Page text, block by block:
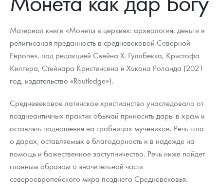
Иностранные
Памятные монеты России и СССР
Монеты Царской России
Монеты стран мира после 1950г
Монеты и жетоны ЗМД
Георгий Победоносец
Золотой червонец Сеятель
Золотые слитки
Аксессуары
Гарри Поттер
Год Лошади
Клуб ЗМД
Гарантии
Выкуп монет
Выкуп серебряных монет
Вопрос - ответ
Памятка для работы с монетами из драгметаллов
Условия возврата
Монеты
Подбор монет
Информация
Распродажа монет и жетонов
Новости
Аналитика и события
Итоги 2025 года. Прогноз курсов золота, серебра, платины на
Cтатьи
Георгий Победоносец - динамика цен
Котировки
Курс золота и серебра
Лом выкуп
Скупка слитков
Контакты
О нас
Наши преимущества
Письмо директору
Пресс-служба
Материал книги «Монеты в церквях: археология, деньги и
религиозная преданность в средневековой Северной
Европе», под редакцией Свейна Х. Гуллбекка, Кристофа
Килгера, Стейнара Кристенсена и Хокона Роланда (2021
год, издательство «Routledge»).
Средневековое латинское христианство унаследовало от
позднеантичных практик обычай приносить дары в храм и
оставлять подношения на гробницах мучеников. Речь шла
о дарах, оставляемых в благодарность и в надежде на
помощь и божественное заступничество. Речь ниже пойдет
главным образом о значительной части
североевропейского мира позднего Средневековья.